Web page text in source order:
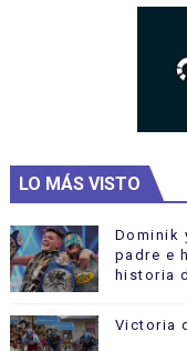
LO MÁS VISTO
Dominik
padre e
historia
Victoria